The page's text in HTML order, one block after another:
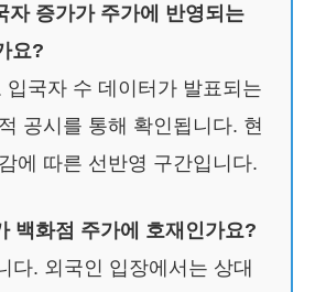
자 증가가 주가에 반영되는
요?
입국자 수 데이터가 발표되는
공시를 통해 확인됩니다. 현
에 따른 선반영 구간입니다.
백화점 주가에 호재인가요?
다. 외국인 입장에서는 상대